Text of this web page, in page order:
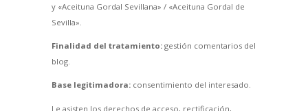
y «Aceituna Gordal Sevillana» / «Aceituna Gordal de
Sevilla».
Finalidad del tratamiento:gestión comentarios del
blog.
Base legitimadora:consentimiento del interesado.
Le asisten los derechos de acceso, rectificación,